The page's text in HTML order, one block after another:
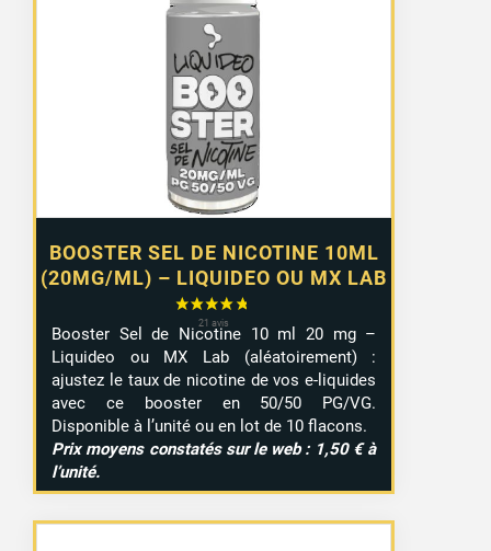
BOOSTER SEL DE NICOTINE 10ML
(20MG/ML) – LIQUIDEO OU MX LAB
prix :
1,10 €
à
9,99 €
Booster Sel de Nicotine 10 ml 20 mg –
Liquideo ou MX Lab (aléatoirement) :
ajustez le taux de nicotine de vos e-liquides
avec ce booster en 50/50 PG/VG.
Disponible à l’unité ou en lot de 10 flacons.
Prix moyens constatés sur le web : 1,50 € à
l’unité.